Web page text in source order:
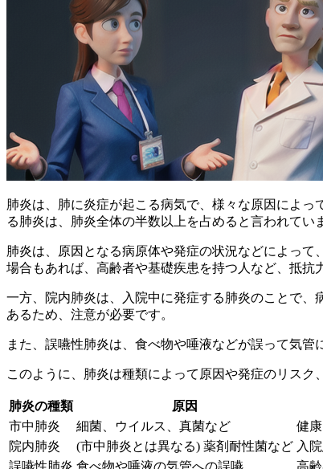
肺炎は、肺に炎症が起こる病気で、様々な原因によっ
る肺炎は、肺炎全体の半数以上を占めると言われてい
肺炎は、原因となる病原体や発症の状況などによって
場合もあれば、高齢者や基礎疾患を持つ人など、抵抗
一方、 院内肺炎は、入院中に発症する肺炎のことで、
あるため、注意が必要です。
また、 誤嚥性肺炎は、食べ物や唾液などが誤って気管
このように、肺炎は種類によって原因や発症のリスク
肺炎の種類 原因
市中肺炎
細菌、ウイルス、真菌など
健
院内肺炎
(市中肺炎とは異なる) 薬剤耐性菌など 入
誤嚥性肺炎 食べ物や唾液の気管への誤嚥 高